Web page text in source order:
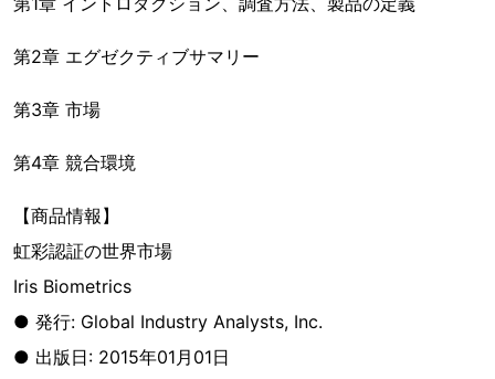
第2章 エグゼクティブサマリー
第3章 市場
第4章 競合環境
【商品情報】
虹彩認証の世界市場
Iris Biometrics
● 発行: Global Industry Analysts, Inc.
● 出版日: 2015年01月01日